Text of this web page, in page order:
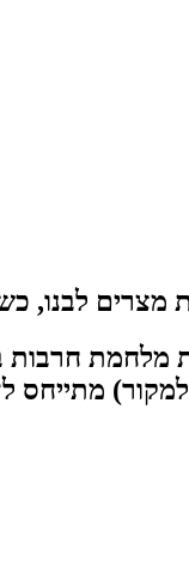
מצרים לבנו,
מלחמת
מתייחס